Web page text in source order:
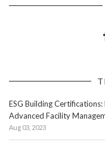
ESG Building
Advanced Facility
Aug 03, 2023